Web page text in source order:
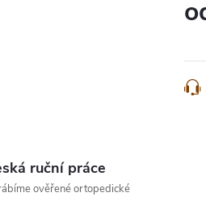
ruční práce
ověřené ortopedické